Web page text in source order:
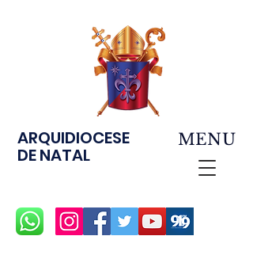
ARQUIDIOCESE
DE NATAL
MENU